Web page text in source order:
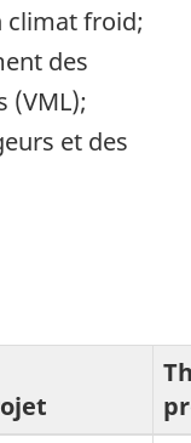
climat froid;
des
(VML);
et des